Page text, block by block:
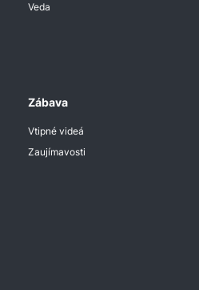
Veda
Zábava
Vtipné videá
Zaujímavosti